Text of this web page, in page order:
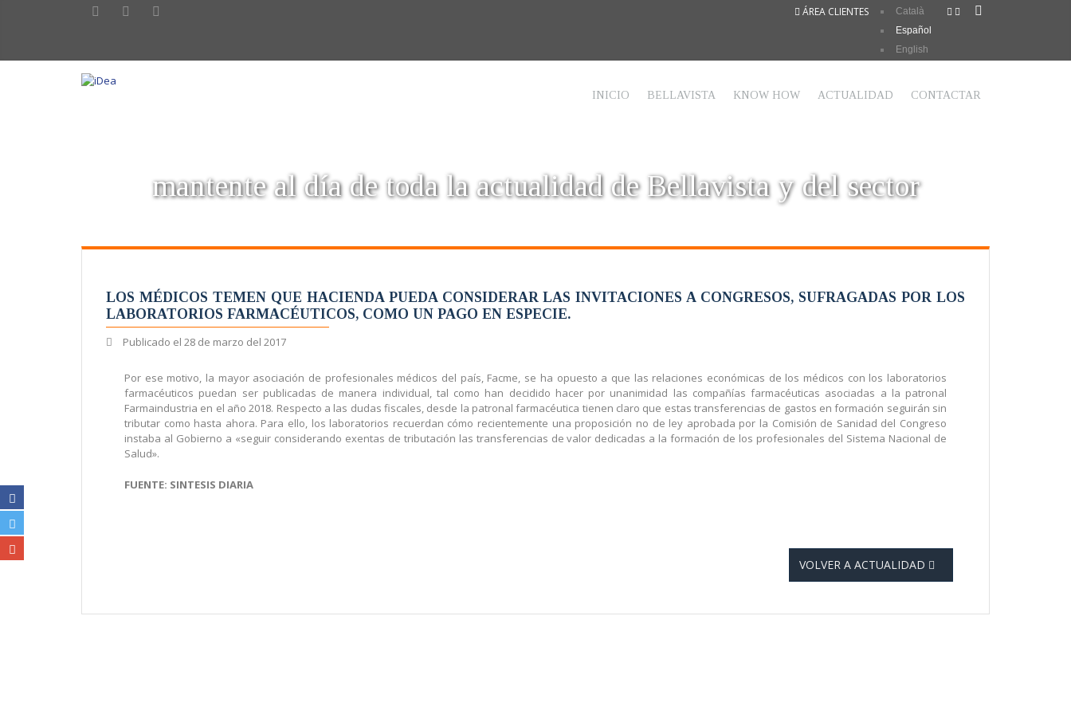
Català
Español
English
ÁREA CLIENTES
INICIO BELLAVISTA KNOW HOW ACTUALIDAD CONTACTAR
mantente al día de toda la actualidad de Bellavista y del sector
LOS MÉDICOS TEMEN QUE HACIENDA PUEDA CONSIDERAR LAS INVITACIONES A CONGRESOS, SUFRAGADAS POR LOS
LABORATORIOS FARMACÉUTICOS, COMO UN PAGO EN ESPECIE.
Publicado el 28 de marzo del 2017
Por ese motivo, la mayor asociación de profesionales médicos del país, Facme, se ha opuesto a que las relaciones económicas de los médicos con los laboratorios
farmacéuticos puedan ser publicadas de manera individual, tal como han decidido hacer por unanimidad las compañías farmacéuticas asociadas a la patronal
Farmaindustria en el año 2018. Respecto a las dudas fiscales, desde la patronal farmacéutica tienen claro que estas transferencias de gastos en formación seguirán sin
tributar como hasta ahora. Para ello, los laboratorios recuerdan cómo recientemente una proposición no de ley aprobada por la Comisión de Sanidad del Congreso
instaba al Gobierno a «seguir considerando exentas de tributación las transferencias de valor dedicadas a la formación de los profesionales del Sistema Nacional de
Salud».
FUENTE: SINTESIS DIARIA
VOLVER A ACTUALIDAD